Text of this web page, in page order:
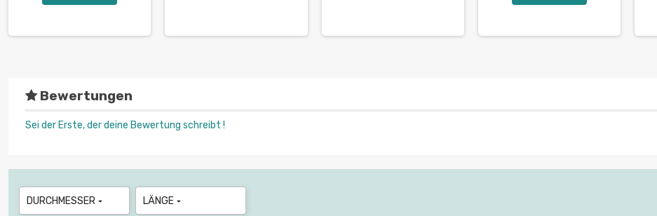
Bewertungen
Sei der Erste, der deine Bewertung schreibt !
DURCHMESSER  LÄNGE 